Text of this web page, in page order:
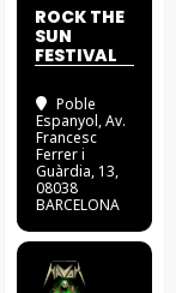
ROCK THE
SUN
FESTIVAL
Poble
Espanyol, Av.
Francesc
Ferrer i
Guàrdia, 13,
08038
BARCELONA